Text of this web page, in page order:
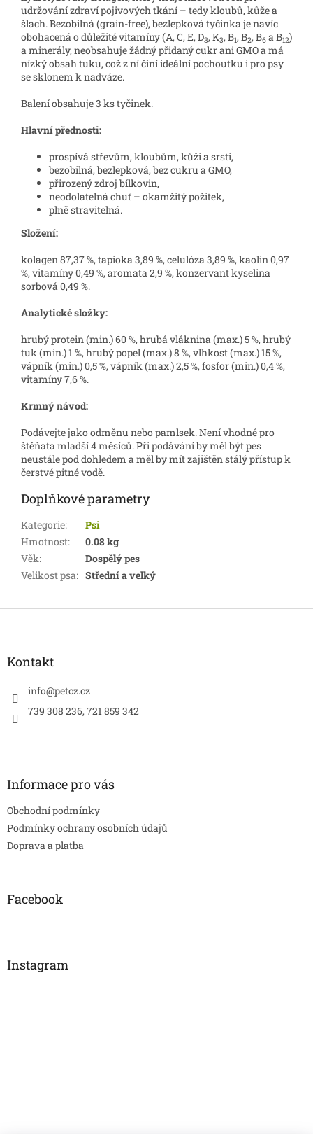
udržování zdraví pojivových tkání – tedy kloubů, kůže a
šlach. Bezobilná (grain-free), bezlepková tyčinka je navíc
obohacená o důležité vitamíny (A, C, E, D3, K3, B1, B2, B6 a B12)
a minerály, neobsahuje žádný přidaný cukr ani GMO a má
nízký obsah tuku, což z ní činí ideální pochoutku i pro psy
se sklonem k nadváze.
Balení obsahuje 3 ks tyčinek.
Hlavní přednosti:
prospívá střevům, kloubům, kůži a srsti,
bezobilná, bezlepková, bez cukru a GMO,
přirozený zdroj bílkovin,
neodolatelná chuť – okamžitý požitek,
plně stravitelná.
Složení:
kolagen 87,37 %, tapioka 3,89 %, celulóza 3,89 %, kaolin 0,97
%, vitamíny 0,49 %, aromata 2,9 %, konzervant kyselina
sorbová 0,49 %.
Analytické složky:
hrubý protein (min.) 60 %, hrubá vláknina (max.) 5 %, hrubý
tuk (min.) 1 %, hrubý popel (max.) 8 %, vlhkost (max.) 15 %,
vápník (min.) 0,5 %, vápník (max.) 2,5 %, fosfor (min.) 0,4 %,
vitamíny 7,6 %.
Krmný návod:
Podávejte jako odměnu nebo pamlsek. Není vhodné pro
štěňata mladší 4 měsíců. Při podávání by měl být pes
neustále pod dohledem a měl by mít zajištěn stálý přístup k
čerstvé pitné vodě.
Doplňkové parametry
Kategorie:
Psi
Hmotnost:
0.08 kg
Věk:
Dospělý pes
Velikost psa: Střední a velký
Z
Kontakt
info@petcz.cz
739 308 236, 721 859 342
Informace pro vás
Obchodní podmínky
Podmínky ochrany osobních údajů
Doprava a platba
Facebook
Instagram